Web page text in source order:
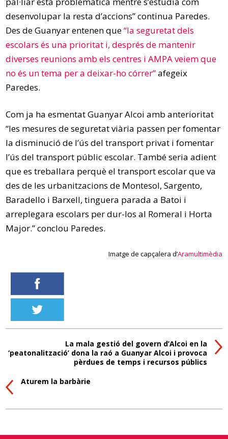
desenvolupar la resta d’accions” continua Paredes.
Des de Guanyar entenen que“la seguretat dels
escolars és una prioritat i, després de mantenir
diverses reunions amb els centres i AMPA veiem que
no és un tema per a deixar-ho córrer”afegeix
Paredes.
Com ja ha esmentat Guanyar Alcoi amb anterioritat
“les mesures de seguretat viària passen per fomentar
la disminució de l’ús del transport privat i fomentar
l’ús del transport públic escolar. També seria adient
que es treballara perquè el transport escolar que va
des de les urbanitzacions de Montesol, Sargento,
Baradello i Barxell, tinguera parada a Batoi i
arreplegara escolars per dur-los al Romeral i Horta
Major.” conclou Paredes.
Imatge de capçalera d’Aramultimèdia
La mala gestió del govern d’Alcoi en la
‘peatonalització’ dona la raó a Guanyar Alcoi i provoca
pèrdues de temps i recursos públics
Aturem la barbàrie